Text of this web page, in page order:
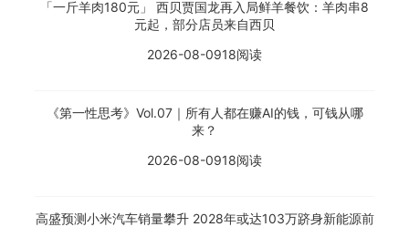
「一斤羊肉180元」 西贝贾国龙再入局鲜羊餐饮：羊肉串8
元起，部分店员来自西贝
2026-08-0918阅读
《第一性思考》Vol.07｜所有人都在赚AI的钱，可钱从哪
来？
2026-08-0918阅读
高盛预测小米汽车销量攀升 2028年或达103万跻身新能源前